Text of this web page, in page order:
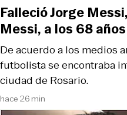
hace 26 min
De acuerdo a los medios
futbolista se encontraba
ciudad de Rosario.
Falleció Jorge
Messi, a los 68 años